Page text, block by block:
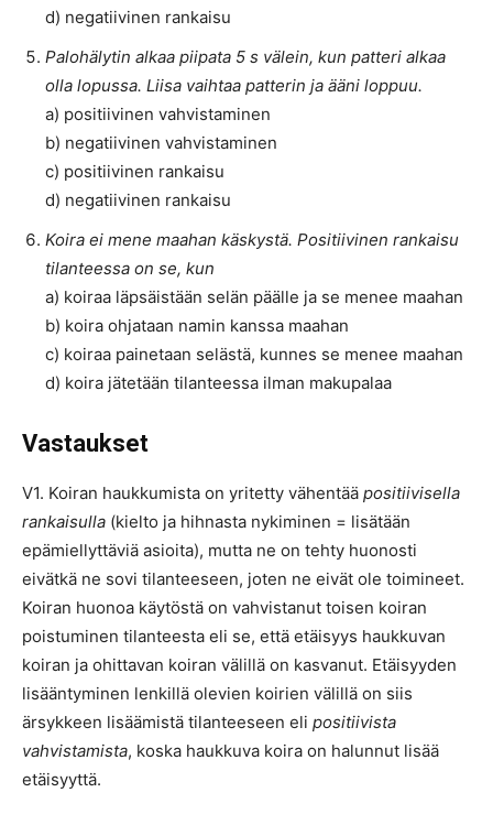
d) negatiivinen rankaisu
Palohälytin alkaa piipata 5 s välein, kun patteri alkaa
olla lopussa. Liisa vaihtaa patterin ja ääni loppuu.
a) positiivinen vahvistaminen
b) negatiivinen vahvistaminen
c) positiivinen rankaisu
d) negatiivinen rankaisu
Koira ei mene maahan käskystä. Positiivinen rankaisu
tilanteessa on se, kun
a) koiraa läpsäistään selän päälle ja se menee maahan
b) koira ohjataan namin kanssa maahan
c) koiraa painetaan selästä, kunnes se menee maahan
d) koira jätetään tilanteessa ilman makupalaa
Vastaukset
V1. Koiran haukkumista on yritetty vähentää positiivisella
rankaisulla (kielto ja hihnasta nykiminen = lisätään
epämiellyttäviä asioita), mutta ne on tehty huonosti
eivätkä ne sovi tilanteeseen, joten ne eivät ole toimineet.
Koiran huonoa käytöstä on vahvistanut toisen koiran
poistuminen tilanteesta eli se, että etäisyys haukkuvan
koiran ja ohittavan koiran välillä on kasvanut. Etäisyyden
lisääntyminen lenkillä olevien koirien välillä on siis
ärsykkeen lisäämistä tilanteeseen eli positiivista
vahvistamista, koska haukkuva koira on halunnut lisää
etäisyyttä.